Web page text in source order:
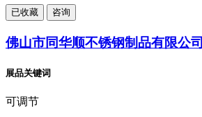
已收藏 咨询
佛山市同华顺不锈钢制品有限公司
展品关键词
可调节